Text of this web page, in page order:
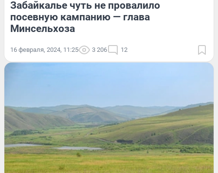
Забайкалье чуть не провалило
посевную кампанию — глава
Минсельхоза
16 февраля, 2024, 11:25 3 206 12